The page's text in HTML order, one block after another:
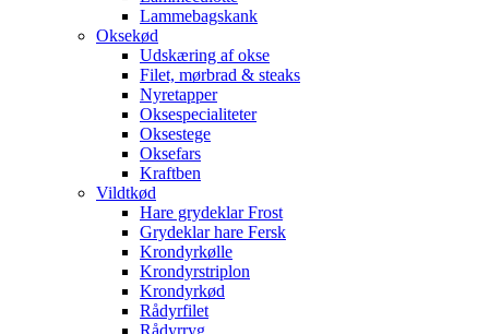
Lammebagskank
Oksekød
Udskæring af okse
Filet, mørbrad & steaks
Nyretapper
Oksespecialiteter
Oksestege
Oksefars
Kraftben
Vildtkød
Hare grydeklar Frost
Grydeklar hare Fersk
Krondyrkølle
Krondyrstriplon
Krondyrkød
Rådyrfilet
Rådyrryg